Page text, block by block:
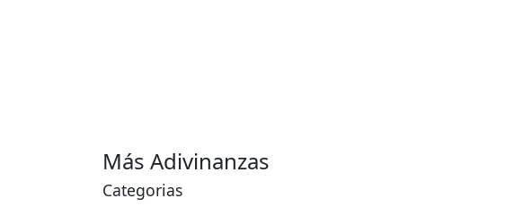
Más Adivinanzas
Categorias